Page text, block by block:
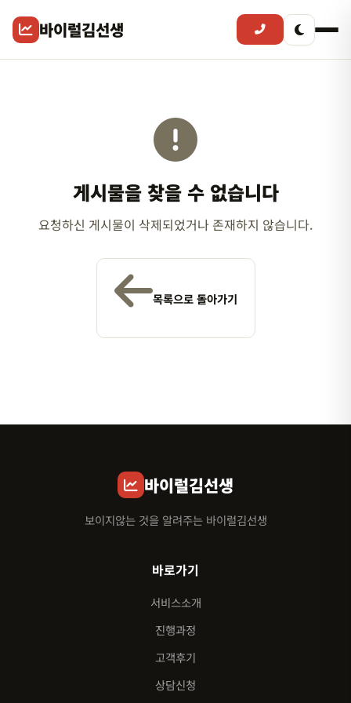
바이럴김선생
게시물을 찾을 수 없습니다
요청하신 게시물이 삭제되었거나 존재하지 않습니다.
목록으로 돌아가기
바이럴김선생
보이지않는 것을 알려주는 바이럴김선생
바로가기
서비스소개
진행과정
고객후기
상담신청